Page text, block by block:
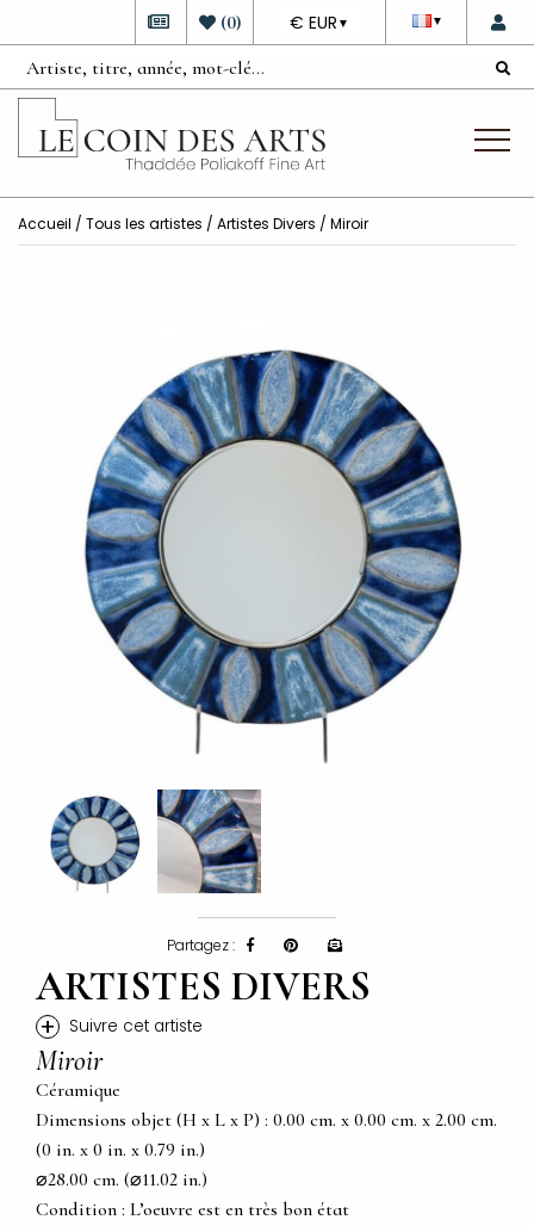
▼
DEVISE
€ EUR ▼
(0)
Accueil / Tous les artistes / Artistes Divers / Miroir
Partagez :
ARTISTES DIVERS
+ Suivre cet artiste
Miroir
Céramique
Dimensions objet (H x L x P) : 0.00 cm. x 0.00 cm. x 2.00 cm.
(0 in. x 0 in. x 0.79 in.)
⌀28.00 cm. (⌀11.02 in.)
Condition : L’oeuvre est en très bon état